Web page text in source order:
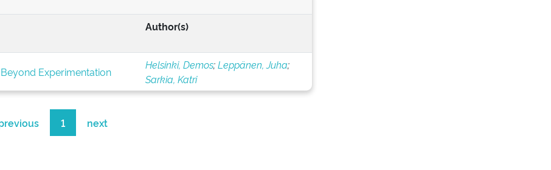
Author(s)
Experimentation
Helsinki, Demos;Leppänen, Juha;
Sarkia, Katri
1 next